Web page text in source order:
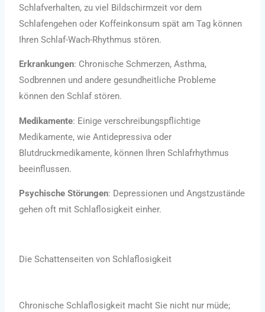
Schlafverhalten, zu viel Bildschirmzeit vor dem
Schlafengehen oder Koffeinkonsum spät am Tag können
Ihren Schlaf-Wach-Rhythmus stören.
Erkrankungen: Chronische Schmerzen, Asthma,
Sodbrennen und andere gesundheitliche Probleme
können den Schlaf stören.
Medikamente: Einige verschreibungspflichtige
Medikamente, wie Antidepressiva oder
Blutdruckmedikamente, können Ihren Schlafrhythmus
beeinflussen.
Psychische Störungen: Depressionen und Angstzustände
gehen oft mit Schlaflosigkeit einher.
Die Schattenseiten von Schlaflosigkeit
Chronische Schlaflosigkeit macht Sie nicht nur müde;